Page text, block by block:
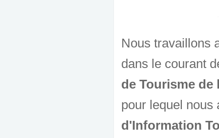
Nous travaillons
dans le courant
de Tourisme de
pour lequel nous
d'Information